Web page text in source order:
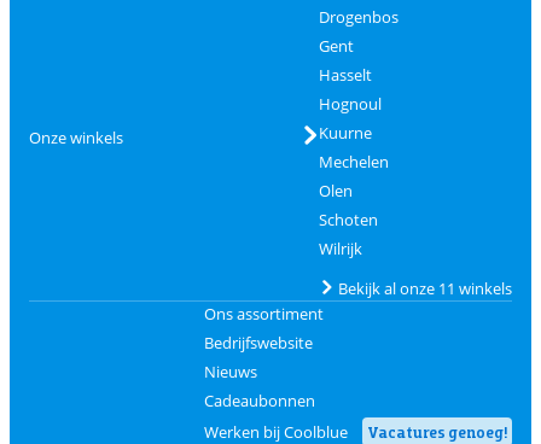
Onze winkels
Drogenbos
Gent
Hasselt
Hognoul
Kuurne
Mechelen
Olen
Schoten
Wilrijk
Bekijk al onze 11 winkels
Ons assortiment
Bedrijfswebsite
Nieuws
Cadeaubonnen
Werken bij Coolblue
Vacatures genoeg!